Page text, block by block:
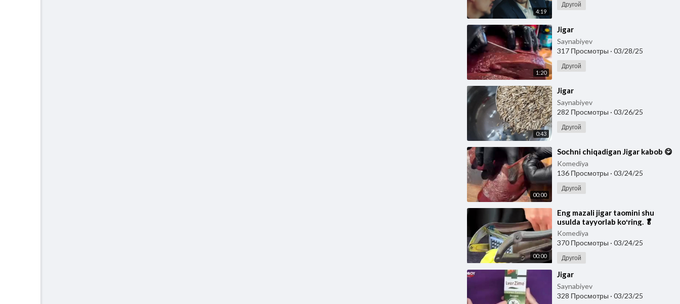
4:19
Другой
1:20
⁣Jigar
Saynabiyev
317 Просмотры · 03/28/25
Другой
0:43
⁣Jigar
Saynabiyev
282 Просмотры · 03/26/25
Другой
00:00
⁣Sochni chiqadigan Jigar kabob 😋
Komediya
136 Просмотры · 03/24/25
Другой
00:00
⁣Eng mazali jigar taomini shu
usulda tayyorlab koʻring. 🥬
Komediya
370 Просмотры · 03/24/25
Другой
⁣Jigar
Saynabiyev
328 Просмотры · 03/23/25